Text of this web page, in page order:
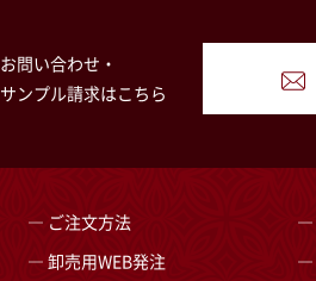
お問い合わせ・
サンプル請求はこちら
ご注文方法
卸売用WEB発注